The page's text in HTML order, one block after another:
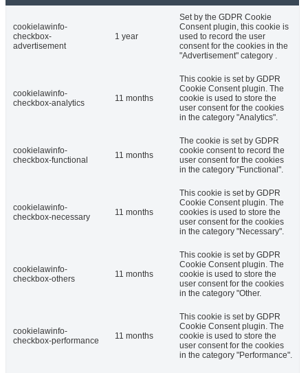
cookielawinfo-
checkbox-
advertisement
1 year
Set by the GDPR Cookie
Consent plugin, this cookie is
used to record the user
consent for the cookies in the
"Advertisement" category .
cookielawinfo-
checkbox-analytics
11 months
This cookie is set by GDPR
Cookie Consent plugin. The
cookie is used to store the
user consent for the cookies
in the category "Analytics".
cookielawinfo-
checkbox-functional
11 months
The cookie is set by GDPR
cookie consent to record the
user consent for the cookies
in the category "Functional".
cookielawinfo-
checkbox-necessary
11 months
This cookie is set by GDPR
Cookie Consent plugin. The
cookies is used to store the
user consent for the cookies
in the category "Necessary".
cookielawinfo-
checkbox-others
11 months
This cookie is set by GDPR
Cookie Consent plugin. The
cookie is used to store the
user consent for the cookies
in the category "Other.
cookielawinfo-
checkbox-performance
11 months
This cookie is set by GDPR
Cookie Consent plugin. The
cookie is used to store the
user consent for the cookies
in the category "Performance".